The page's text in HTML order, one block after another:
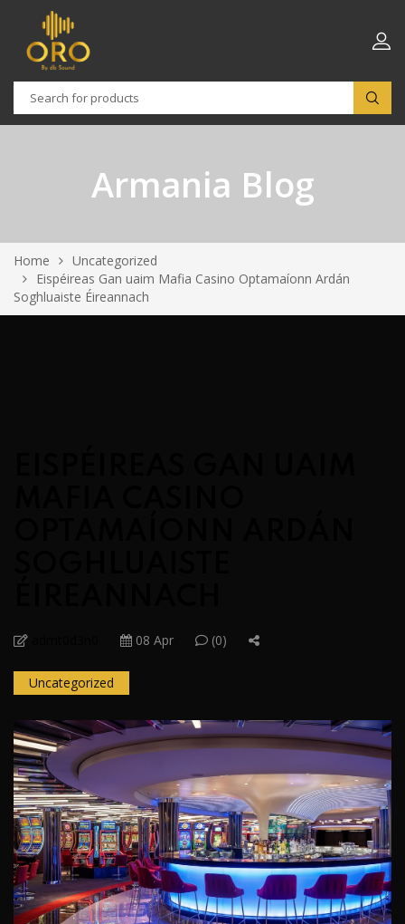
Armania Blog
Home
Uncategorized
Eispéireas Gan uaim Mafia Casino Optamaíonn Ardán
Soghluaiste Éireannach
08 Apr (0)
Uncategorized